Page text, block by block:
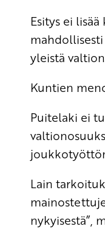
Esitys ei
yleistä
Kuntien
Puitelaki ei
Lain
nykyisestä”,